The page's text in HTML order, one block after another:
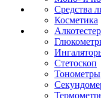
Средства
Косметика
Алкотестер
Стетоскоп
Тонометры